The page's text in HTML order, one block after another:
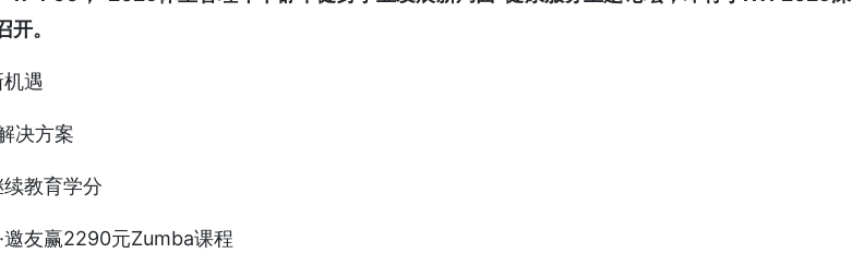
。
遇
决方案
教育学分
邀友赢2290元Zumba课程